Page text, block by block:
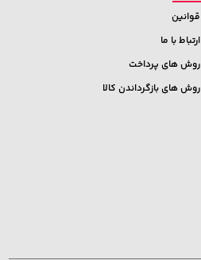
قوانین
ارتباط با ما
روش های پرداخت
روش های بازگرداندن کالا